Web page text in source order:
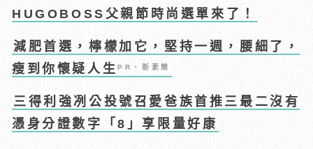
HUGOBOSS父親節時尚選單來了！
減肥首選，檸檬加它，堅持一週，腰細了，
瘦到你懷疑人生PR・新素簡
三得利強冽公投號召愛爸族首推三最二沒有
憑身分證數字「8」享限量好康